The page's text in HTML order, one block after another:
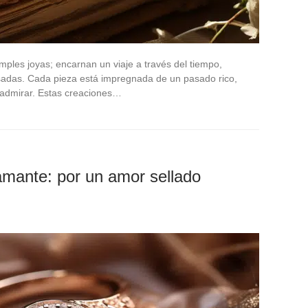
joyas; encarnan un viaje a través del tiempo,
Cada pieza está impregnada de un pasado rico,
Estas creaciones…
por un amor sellado